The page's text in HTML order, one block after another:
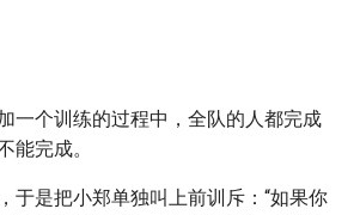
一个训练的过程中，全队的人都完成
能完成。
于是把小郑单独叫上前训斥：“如果你